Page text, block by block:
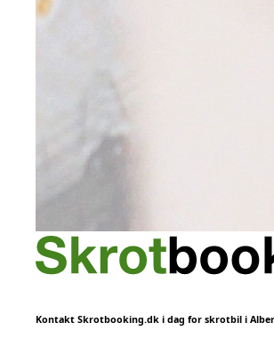
Kontakt Skrotbooking.dk i dag for skrotbil i